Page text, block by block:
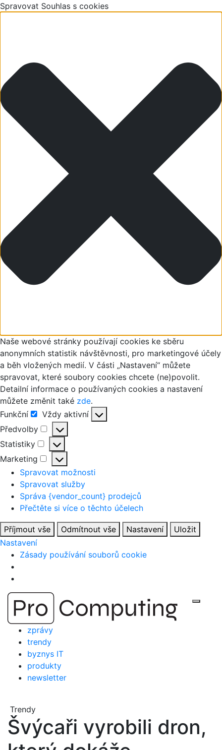
Spravovat Souhlas s cookies
Naše webové stránky používají cookies ke sběru
anonymních statistik návštěvnosti, pro marketingové účely
a běh vložených medií. V části „Nastavení“ můžete
spravovat, které soubory cookies chcete (ne)povolit.
Detailní informace o používaných cookies a nastavení
můžete změnit také zde.
Funkční
Funkční
Vždy aktivní
Předvolby
Předvolby
Statistiky
Statistiky
Marketing
Marketing
Spravovat možnosti
Spravovat služby
Správa {vendor_count} prodejců
Přečtěte si více o těchto účelech
Příjmout vše Odmítnout vše Nastavení
Uložit
Nastavení
Zásady používání souborů cookie
Přejít
obsah
zprávy
trendy
byznys IT
produkty
newsletter
Trendy
Švýcaři vyrobili dron,